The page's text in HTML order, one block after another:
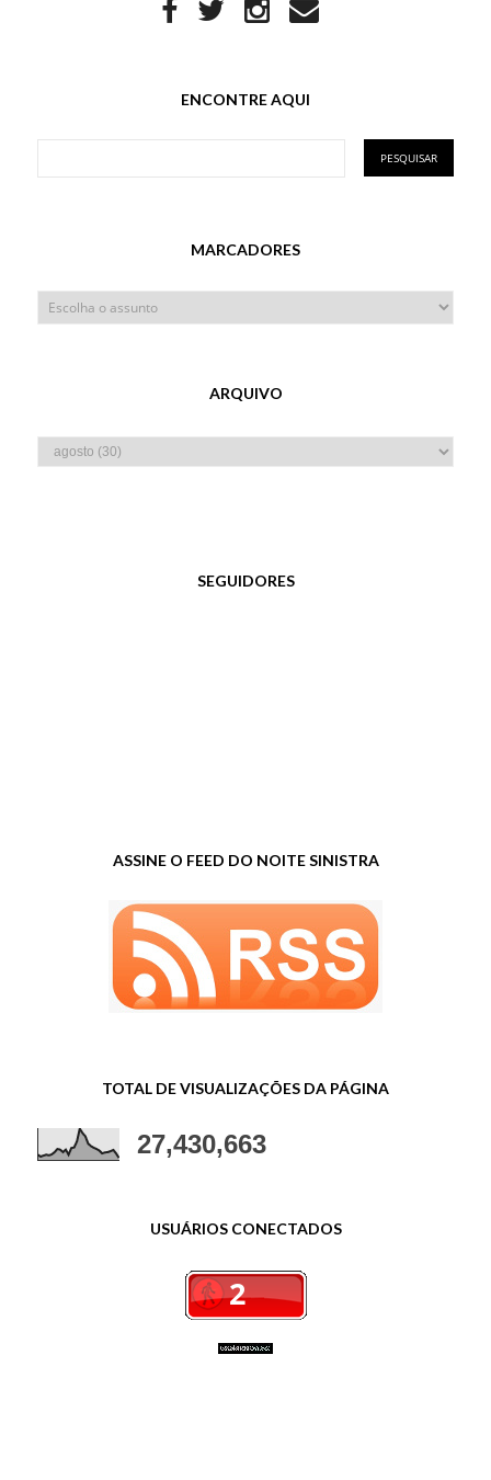
ENCONTRE AQUI
MARCADORES
ARQUIVO
SEGUIDORES
ASSINE O FEED DO NOITE SINISTRA
TOTAL DE VISUALIZAÇÕES DA PÁGINA
27,430,663
USUÁRIOS CONECTADOS